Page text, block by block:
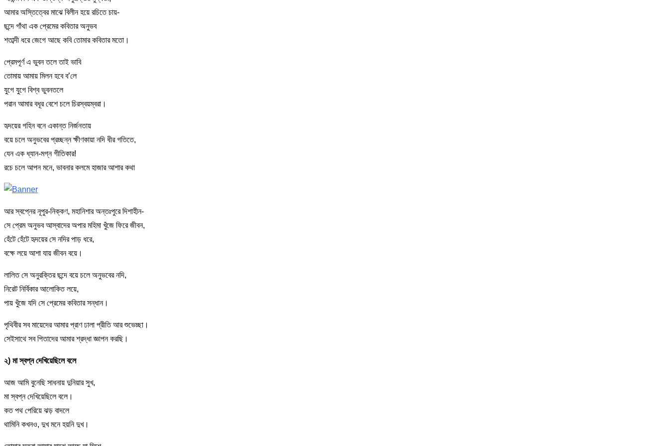
আমার অস্তিত্বের মাঝে বিলীন হয়ে রচিতে চায়-
ছন্দে গাঁথা এক প্রেমের কবিতার অনুভব
শতাব্দী ধরে জেগে আছে কবি তোমার কবিতার মতো।
প্রেমপূর্ণ এ ভুবন তলে তাই ভাবি
তোমায় আমায় মিলন হবে ব’লে
যুগে যুগে বিশ্ব ভুবনতলে
পরান আমার বধূর বেশে চলে চিরস্বয়ম্বরা।
হৃদয়ের গহিন বনে একান্ত নির্জনতায়
বয়ে চলে অনুভবের প্রচ্ছন্ন ক্ষীণকায়া নদি ধীর গতিতে,
যেন এক ধ্যান-মগ্ন গীতিকার!
রচে চলে আপন মনে, ভাবনার কলমে হাজার আশার কথা
আর স্বপ্নের নূপুর-নিক্কণ, মহানিশার অন্তঃপুরে দিশাহীন-
সে প্রেম অনুভব আস্বাদের অপার মহিমা খুঁজে ফিরে জীবন,
হেঁটে হেঁটে হৃদয়ের সে নদির পাড় ধরে,
বক্ষে লয়ে আশা যায় জীবন বয়ে।
লালিত সে অনুরক্তির ছন্দে বয়ে চলে অনুভবের নদি,
নিরেট নির্বিকার আলোকিত লয়ে,
পায় খুঁজে যদি সে প্রেমের কবিতার সন্ধান।
পৃথিবীর সব মায়েদের আমার প্রাণ ঢালা প্রীতি আর শুভেচ্ছা।
সেইসাথে সব পিতাদের আমার শ্রদ্ধা জ্ঞাপন করছি।
২) মা স্বপ্ন দেখিয়েছিলে বলে
আজ আমি বুনেছি সাধনায় দুনিয়ার সুখ,
মা স্বপ্ন দেখিয়েছিলে বলে।
কত পথ পেরিয়ে ঝড় বাদলে
থামিনি কখনও, দুখ মনে হয়নি দুখ।